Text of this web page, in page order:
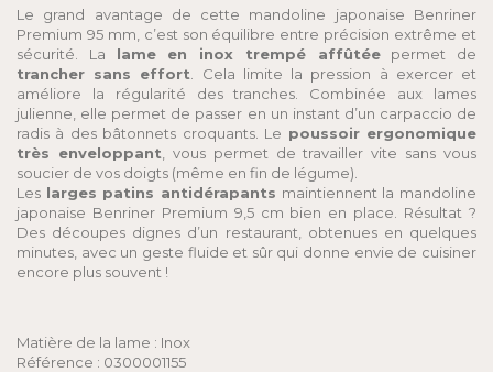
Le grand avantage de cette mandoline japonaise Benriner
Premium 95 mm, c’est son équilibre entre précision extrême et
sécurité. La lame en inox trempé affûtéepermet de
trancher sans effort . Cela limite la pression à exercer et
améliore la régularité des tranches. Combinée aux lames
julienne, elle permet de passer en un instant d’un carpaccio de
radis à des bâtonnets croquants. Le poussoir ergonomique
très enveloppant , vous permet de travailler vite sans vous
soucier de vos doigts (même en fin de légume).
Les larges patins antidérapants maintiennent la mandoline
japonaise Benriner Premium 9,5 cm bien en place. Résultat ?
Des découpes dignes d’un restaurant, obtenues en quelques
minutes, avec un geste fluide et sûr qui donne envie de cuisiner
encore plus souvent !
Matière de la lame : Inox
Référence : 0300001155